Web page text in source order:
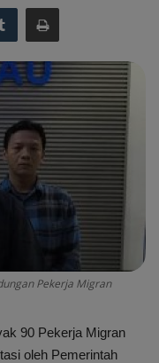
Pekerja Migran
90 Pekerja Migran
oleh Pemerintah